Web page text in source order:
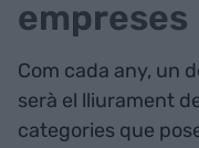
empreses
Com cada any, un
serà el lliurament
categories que